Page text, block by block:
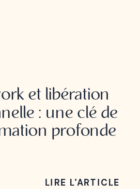
et libération
: une clé de
profonde
LIRE L'ARTICLE